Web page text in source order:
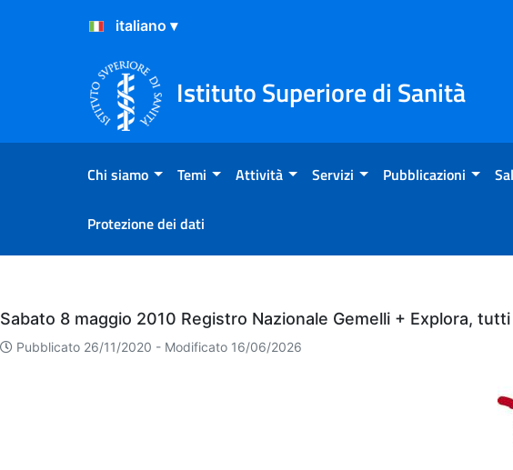
Salta al Contenuto
Salta al Footer
Istituto Superiore di Sanità
Chi siamo Temi Attività Servizi Pubblicazioni
Protezione dei dati
Eventi
Sabato 8 maggio 2010 Registro Nazionale Gemelli + Explora,
Pubblicato 26/11/2020 - Modificato 16/06/2026